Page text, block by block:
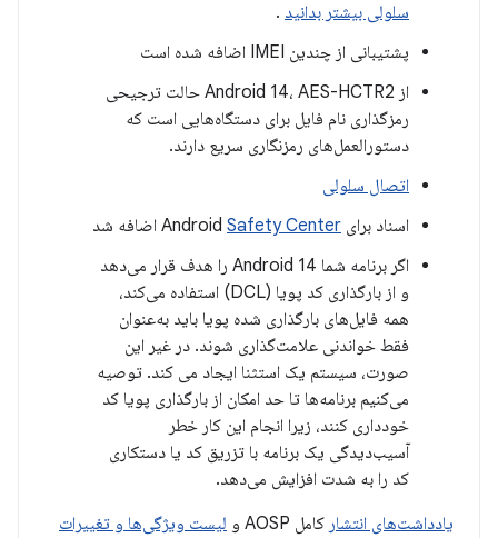
سلولی بیشتر بدانید .
پشتیبانی از چندین IMEI اضافه شده است
از Android 14، AES-HCTR2 حالت ترجیحی
رمزگذاری نام فایل برای دستگاه‌هایی است که
دستورالعمل‌های رمزنگاری سریع دارند.
اتصال سلولی
اسناد برای Android Safety Center
اضافه شد
اگر برنامه شما Android 14 را هدف قرار می‌دهد
و از بارگذاری کد پویا (DCL) استفاده می‌کند،
همه فایل‌های بارگذاری شده پویا باید به‌عنوان
فقط خواندنی علامت‌گذاری شوند. در غیر این
صورت، سیستم یک استثنا ایجاد می کند. توصیه
می‌کنیم برنامه‌ها تا حد امکان از بارگذاری پویا کد
خودداری کنند، زیرا انجام این کار خطر
آسیب‌دیدگی یک برنامه با تزریق کد یا دستکاری
کد را به شدت افزایش می‌دهد.
یادداشت‌های انتشار کامل AOSP و
لیست ویژگی‌ها و تغییرات